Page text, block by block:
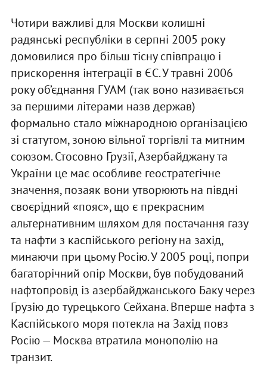
Чотири важливі для Москви колишні
радянські республіки в серпні 2005 року
домовилися про більш тісну співпрацю і
прискорення інтеграції в ЄС. У травні 2006
року об’єднання ГУАМ (так воно називається
за першими літерами назв держав)
формально стало міжнародною організацією
зі статутом, зоною вільної торгівлі та митним
союзом. Стосовно Грузії, Азербайджану та
України це має особливе геостратегічне
значення, позаяк вони утворюють на півдні
своєрідний «пояс», що є прекрасним
альтернативним шляхом для постачання газу
та нафти з каспійського регіону на захід,
минаючи при цьому Росію. У 2005 році, попри
багаторічний опір Москви, був побудований
нафтопровід із азербайджанського Баку через
Грузію до турецького Сейхана. Вперше нафта з
Каспійського моря потекла на Захід повз
Росію — Москва втратила монополію на
транзит.